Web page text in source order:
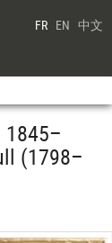
FR EN 中文
1845–
(1798–